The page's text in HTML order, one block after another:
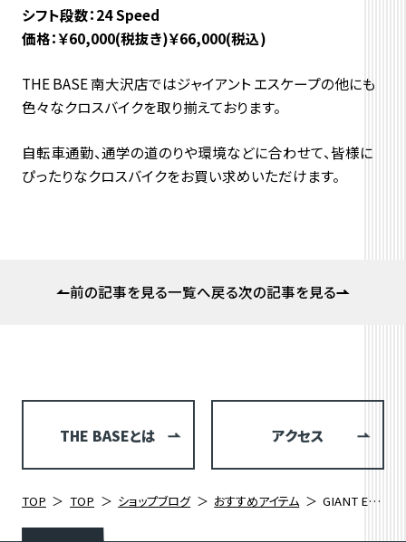
シフト段数：24 Speed
価格：￥60,000(税抜き)￥66,000(税込)
THE BASE 南大沢店ではジャイアント エスケープの他にも
色々なクロスバイクを取り揃えております。
自転車通勤、通学の道のりや環境などに合わせて、皆様に
ぴったりなクロスバイクをお買い求めいただけます。
前の記事を見る一覧へ戻る次の記事を見る
THE BASEとは アクセス
TOP TOP ショップブログ おすすめアイテム GIANT ESCAPE ジャイアント エスケープ 通勤通学、街乗りに大活躍するクロスバイク レビュー